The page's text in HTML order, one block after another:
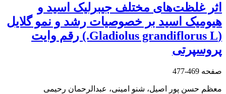
اثر غلظت‌های مختلف جیبرلیک اسید و
هیومیک اسید بر خصوصیات رشد و نمو گلایل
(Gladiolus grandiflorus L.) رقم وایت
پروسپرتی
صفحه 469-477
معظم حسن پور اصیل، شنو امینی، عبدالرحمان رحیمی